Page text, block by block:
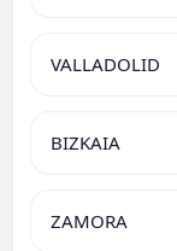
VALLADOLID
BIZKAIA
ZAMORA